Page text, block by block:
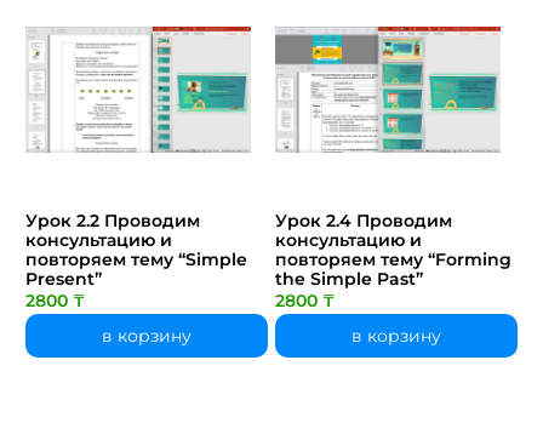
Урок 2.2 Проводим
консультацию и
повторяем тему “Simple
Present”
2800 ₸
в корзину
Урок 2.4 Проводим
консультацию и
повторяем тему “Forming
the Simple Past”
2800 ₸
в корзину